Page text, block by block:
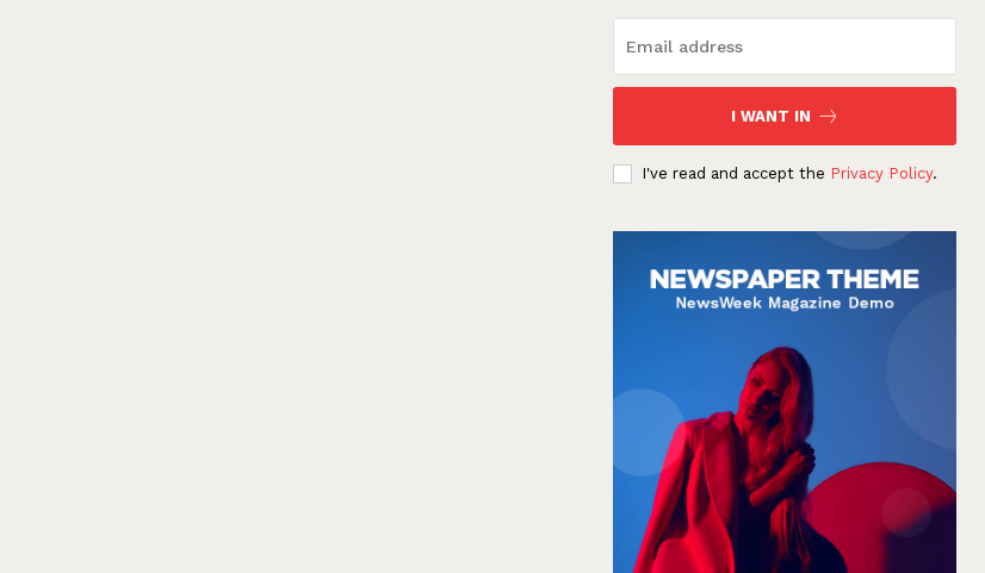
I WANT IN
I've read and accept the Privacy Policy.